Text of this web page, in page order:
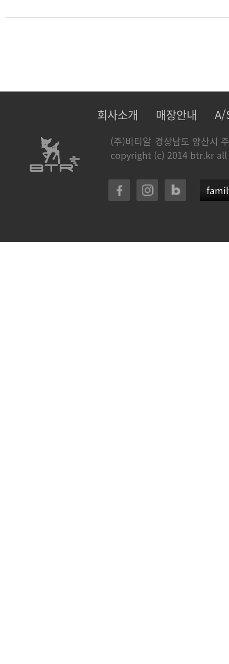
회사소개 매장안내 A/
(주)비티알 경상남도 양산시
copyright (c) 2014 btr.kr